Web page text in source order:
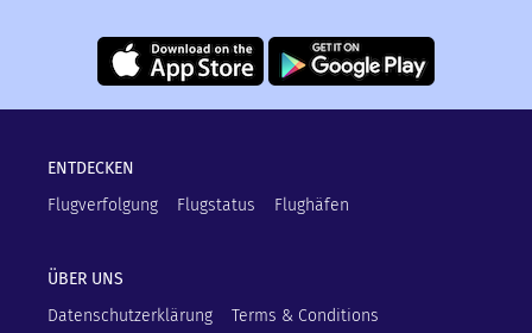
ENTDECKEN
Flugverfolgung
Flugstatus Flughäfen
ÜBER UNS
Datenschutzerklärung
Terms & Conditions